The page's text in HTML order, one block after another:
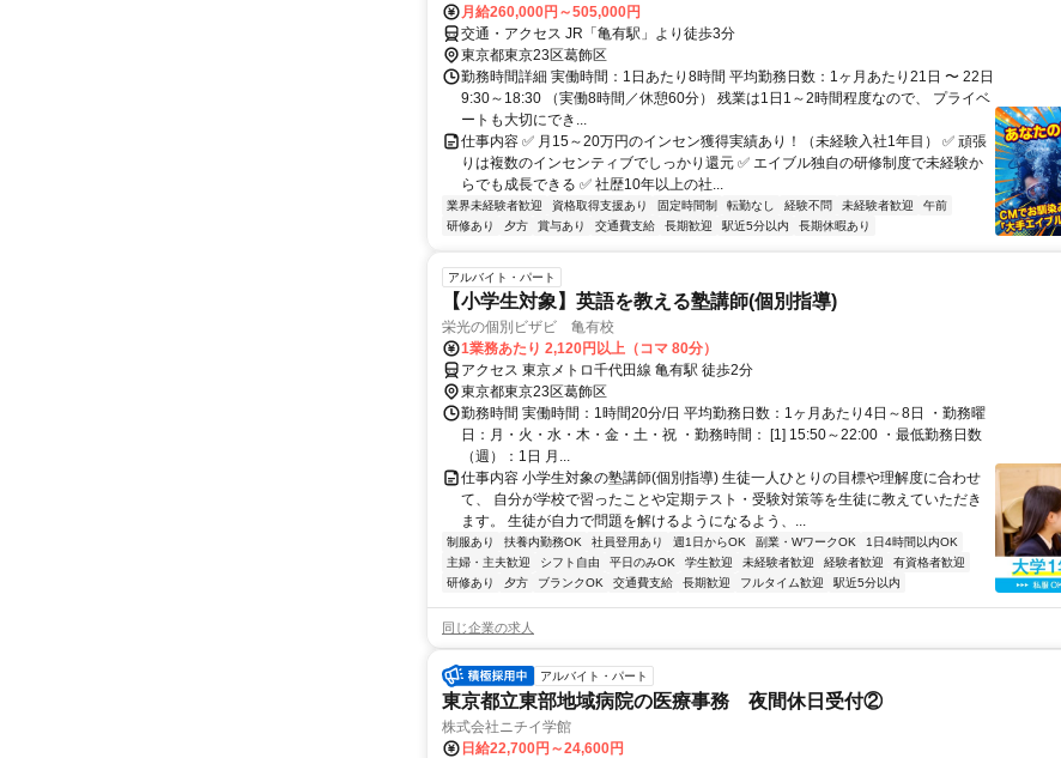
月給260,000円～505,000円
交通・アクセス JR「亀有駅」より徒歩3分
東京都東京23区葛飾区
勤務時間詳細 実働時間：1日あたり8時間 平均勤務日数：1ヶ月あたり21日 〜 22日
9:30～18:30 （実働8時間／休憩60分） 残業は1日1～2時間程度なので、 プライベ
ートも大切にでき...
仕事内容 ✅ 月15～20万円のインセン獲得実績あり！（未経験入社1年目） ✅ 頑張
りは複数のインセンティブでしっかり還元 ✅ エイブル独自の研修制度で未経験か
らでも成長できる ✅ 社歴10年以上の社...
業界未経験者歓迎 資格取得支援あり 固定時間制 転勤なし 経験不問 未経験者歓迎
午前
研修あり
夕方 賞与あり 交通費支給 長期歓迎 駅近5分以内 長期休暇あり
アルバイト・パート
【小学生対象】英語を教える塾講師(個別指導)
栄光の個別ビザビ 亀有校
1業務あたり 2,120円以上（コマ 80分）
アクセス 東京メトロ千代田線 亀有駅 徒歩2分
東京都東京23区葛飾区
勤務時間 実働時間：1時間20分/日 平均勤務日数：1ヶ月あたり4日～8日 ・勤務曜
日：月・火・水・木・金・土・祝 ・勤務時間： [1] 15:50～22:00 ・最低勤務日数
（週）：1日 月...
仕事内容 小学生対象の塾講師(個別指導) 生徒一人ひとりの目標や理解度に合わせ
て、 自分が学校で習ったことや定期テスト・受験対策等を生徒に教えていただき
ます。 生徒が自力で問題を解けるようになるよう、...
制服あり 扶養内勤務OK 社員登用あり 週1日からOK 副業・WワークOK
1日4時間以内OK
主婦・主夫歓迎
シフト自由 平日のみOK 学生歓迎 未経験者歓迎 経験者歓迎
有資格者歓迎
研修あり
夕方 ブランクOK 交通費支給 長期歓迎 フルタイム歓迎 駅近5分以内
同じ企業の求人
アルバイト・パート
東京都立東部地域病院の医療事務 夜間休日受付②
株式会社ニチイ学館
日給22,700円～24,600円